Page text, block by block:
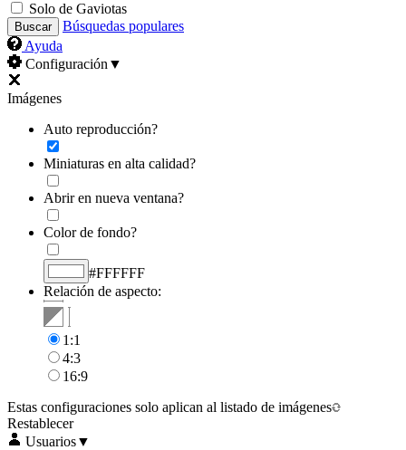
Solo de Gaviotas
Búsquedas populares
Ayuda
Configuración ▼
Imágenes
Auto reproducción?
Miniaturas en alta calidad?
Abrir en nueva ventana?
Color de fondo?
#FFFFFF
Relación de aspecto:
1:1
4:3
16:9
Estas configuraciones solo aplican al listado de imágenes
Restablecer
Usuarios▼